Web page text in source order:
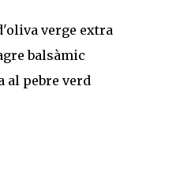
verge extra
balsàmic
al pebre verd